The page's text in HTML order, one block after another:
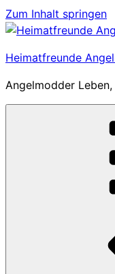
Zum Inhalt springen
Heimatfreunde
Angelmodder